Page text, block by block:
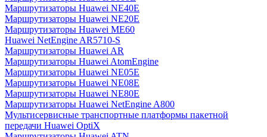
Маршрутизаторы Huawei NE40E
Маршрутизаторы Huawei NE20E
Маршрутизаторы Huawei ME60
Huawei NetEngine AR5710-S
Маршрутизаторы Huawei AR
Маршрутизаторы Huawei AtomEngine
Маршрутизаторы Huawei NE05E
Маршрутизаторы Huawei NE08E
Маршрутизаторы Huawei NE80E
Маршрутизаторы Huawei NetEngine A800
Мультисервисные транспортные платформы пакетной
передачи Huawei OptiX